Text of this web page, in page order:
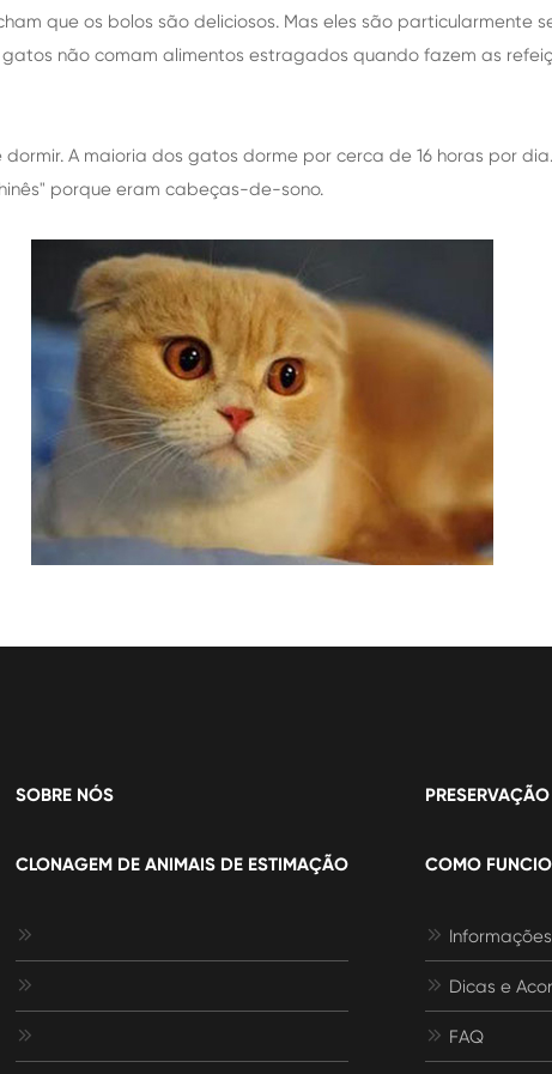
que os bolos são deliciosos. Mas eles são particularmente
não comam alimentos estragados quando fazem as
A maioria dos gatos dorme por cerca de 16 horas por
porque eram cabeças-de-sono.
SOBRE NÓS
CLONAGEM DE ANIMAIS DE ESTIMAÇÃO



COMO

 Dicas e
 FAQ